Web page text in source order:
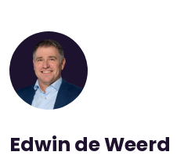
Edwin de Weerd